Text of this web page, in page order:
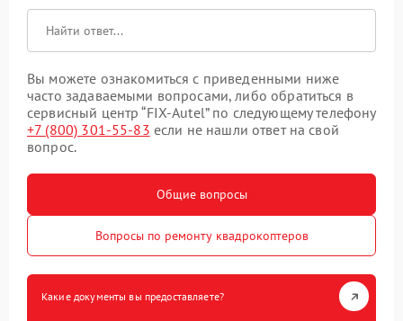
Вы можете ознакомиться с приведенными ниже
часто задаваемыми вопросами, либо обратиться в
сервисный центр “FIX-Autel” по следующему телефону
+7 (800) 301-55-83 если не нашли ответ на свой
вопрос.
Общие вопросы
Вопросы по ремонту квадрокоптеров
Какие документы вы предоставляете?